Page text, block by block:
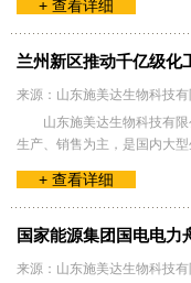
+ 查看详细
兰州新区推动千亿级化
来源：山东施美达生物科技
山东施美达生物科技有
生产、销售为主，是国内大
+ 查看详细
国家能源集团国电电力
来源：山东施美达生物科技